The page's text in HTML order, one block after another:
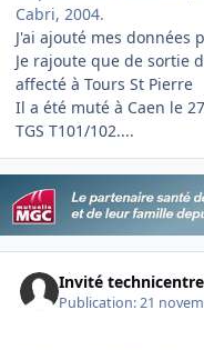
Cabri, 2004.
J'ai ajouté mes données
Je rajoute que de sortie
affecté à Tours St Pierre
Il a été muté à Caen le
TGS T101/102....
Invité technicentre
Publication:21